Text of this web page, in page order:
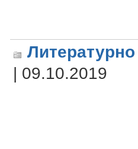
| 09.10.2019